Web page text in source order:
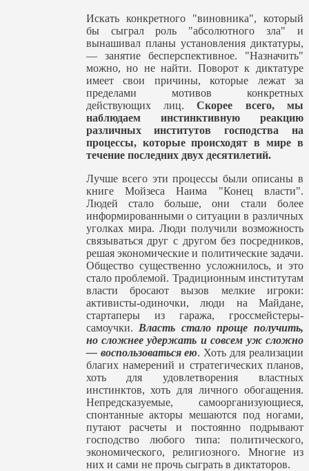
Искать конкретного "виновника", который
бы сыграл роль "абсолютного зла" и
вынашивал планы установления диктатуры,
— занятие бесперспективное. "Назначить"
можно, но не найти. Поворот к диктатуре
имеет свои причины, которые лежат за
пределами мотивов конкретных
действующих лиц.Скорее всего, мы
наблюдаем инстинктивную реакцию
различных институтов господства на
процессы, которые происходят в мире в
течение последних двух десятилетий.
Лучше всего эти процессы были описаны в
книге Мойзеса Наима "Конец власти".
Людей стало больше, они стали более
информированными о ситуации в различных
уголках мира. Люди получили возможность
связываться друг с другом без посредников,
решая экономические и политические задачи.
Общество существенно усложнилось, и это
стало проблемой. Традиционным институтам
власти бросают вызов мелкие игроки:
активисты-одиночки, люди на Майдане,
стартаперы из гаража, гроссмейстеры-
самоучки. Власть стало проще получить,
но сложнее удержать и совсем уж сложно
— воспользоваться ею. Хоть для реализации
благих намерений и стратегических планов,
хоть для удовлетворения властных
инстинктов, хоть для личного обогащения.
Непредсказуемые, самоорганизующиеся,
спонтанные акторы мешаются под ногами,
путают расчеты и постоянно подрывают
господство любого типа: политического,
экономического, религиозного. Многие из
них и сами не прочь сыграть в диктаторов.